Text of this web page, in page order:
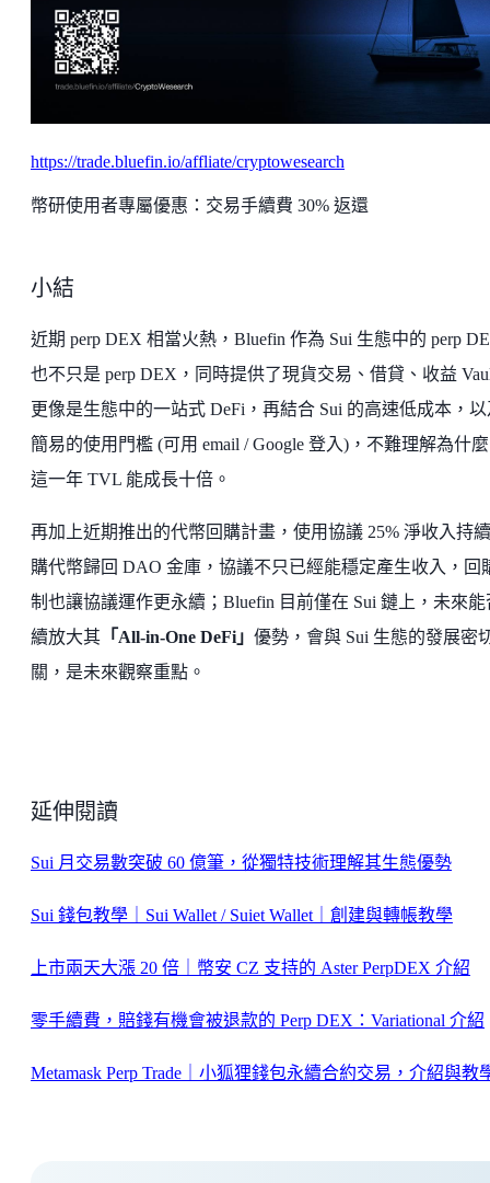
https://trade.bluefin.io/affliate/cryptowesearch
幣研使用者專屬優惠：交易手續費 30% 返還
小結
近期 perp DEX 相當火熱，Bluefin 作為 Sui 生態中的 perp
也不只是 perp DEX，同時提供了現貨交易、借貸、收益
更像是生態中的一站式 DeFi，再結合 Sui 的高速低成本，
簡易的使用門檻 (可用 email / Google 登入)，不難理解為什
這一年 TVL 能成長十倍。
再加上近期推出的代幣回購計畫，使用協議 25% 淨收入持
購代幣歸回 DAO 金庫，協議不只已經能穩定產生收入，回
制也讓協議運作更永續；Bluefin 目前僅在 Sui 鏈上，未來能
續放大其 「All-in-One DeFi」 優勢，會與 Sui 生態的發展密
關，是未來觀察重點。
延伸閱讀
Sui 月交易數突破 60 億筆，從獨特技術理解其生態優勢
Sui 錢包教學｜Sui Wallet / Suiet Wallet｜創建與轉帳教學
上市兩天大漲 20 倍｜幣安 CZ 支持的 Aster PerpDEX 介紹
零手續費，賠錢有機會被退款的 Perp DEX：Variational 介紹
Metamask Perp Trade｜小狐狸錢包永續合約交易，介紹與教